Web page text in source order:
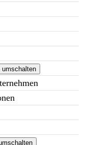
umschalten